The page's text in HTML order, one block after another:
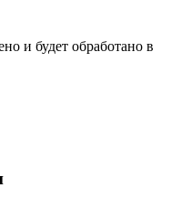
и будет обработано в